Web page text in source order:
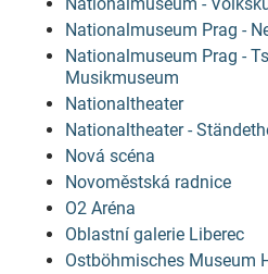
Nationalmuseum Prag -
Nationalmuseum Prag -
Musikmuseum
Nationaltheater
Nationaltheater -
Nová scéna
Novoměstská radnice
O2 Aréna
Oblastní galerie Liberec
Ostböhmisches Museum